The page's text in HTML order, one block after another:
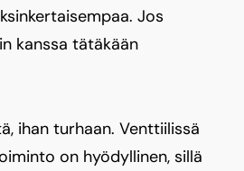
Jos
kanssa tätäkään
ihan turhaan. Venttiilissä
on hyödyllinen, sillä